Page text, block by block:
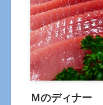
Ｍのディナー